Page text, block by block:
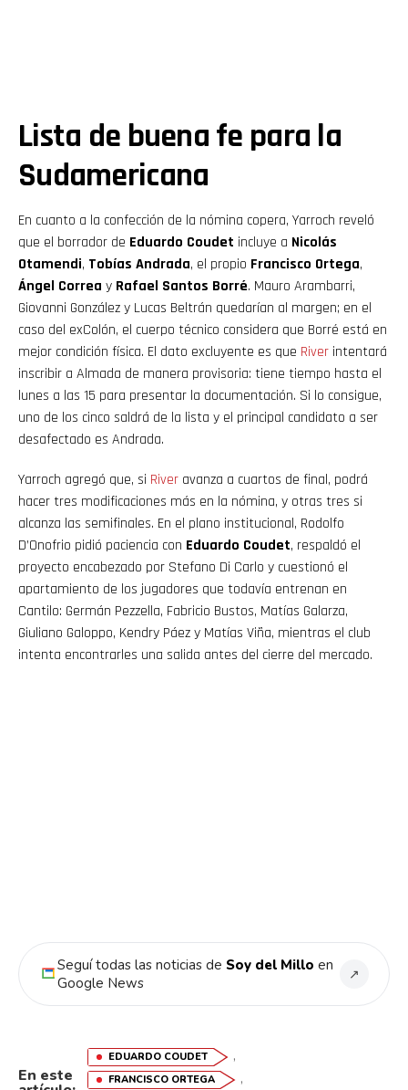
Lista de buena fe para la
Sudamericana
En cuanto a la confección de la nómina copera, Yarroch reveló
que el borrador de Eduardo Coudet incluye a Nicolás
Otamendi, Tobías Andrada, el propio Francisco Ortega,
Ángel Correa y Rafael Santos Borré. Mauro Arambarri,
Giovanni González y Lucas Beltrán quedarían al margen; en el
caso del exColón, el cuerpo técnico considera que Borré está en
mejor condición física. El dato excluyente es que River intentará
inscribir a Almada de manera provisoria: tiene tiempo hasta el
lunes a las 15 para presentar la documentación. Si lo consigue,
uno de los cinco saldrá de la lista y el principal candidato a ser
desafectado es Andrada.
Yarroch agregó que, si River avanza a cuartos de final, podrá
hacer tres modificaciones más en la nómina, y otras tres si
alcanza las semifinales. En el plano institucional, Rodolfo
D’Onofrio pidió paciencia con Eduardo Coudet, respaldó el
proyecto encabezado por Stefano Di Carlo y cuestionó el
apartamiento de los jugadores que todavía entrenan en
Cantilo: Germán Pezzella, Fabricio Bustos, Matías Galarza,
Giuliano Galoppo, Kendry Páez y Matías Viña, mientras el club
intenta encontrarles una salida antes del cierre del mercado.
Seguí todas las noticias de Soy del Millo en
Google News
↗
En este
EDUARDO COUDET ,
FRANCISCO ORTEGA ,